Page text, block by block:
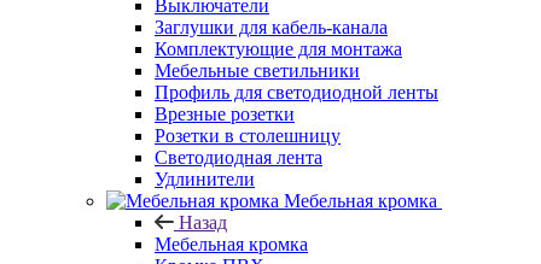
Выключатели
Заглушки для кабель-канала
Комплектующие для монтажа
Мебельные светильники
Профиль для светодиодной ленты
Врезные розетки
Розетки в столешницу
Светодиодная лента
Удлинители
Мебельная кромка
Назад
Мебельная кромка